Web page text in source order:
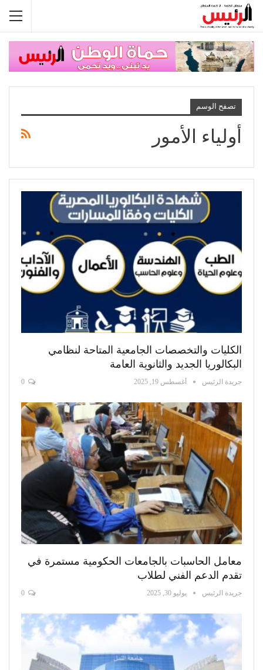
تصفح الوسم
أولياء الأمور
الكليات والتخصصات الجامعية المتاحة لنظامي
البكالوريا الجديد والثانوية العامة
جريدة الرئيس أغسطس 19, 2025
معامل الحاسبات بالجامعات الحكومية مستمرة في
تقدم الدعم الفني لطلاب
جريدة الرئيس يوليو 30, 2025